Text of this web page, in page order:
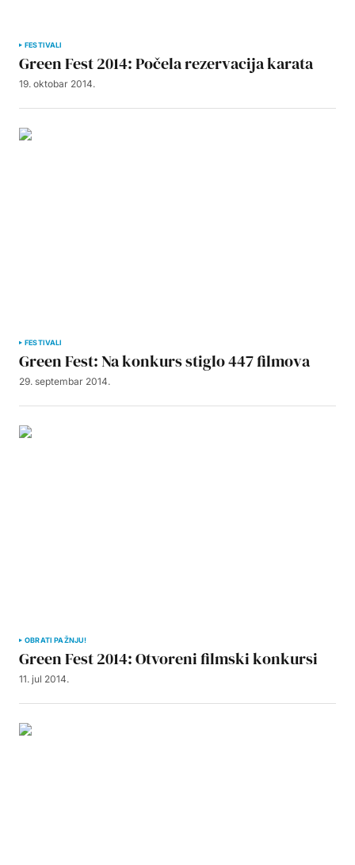
FESTIVALI
Green Fest 2014: Počela rezervacija karata
19. oktobar 2014.
FESTIVALI
Green Fest: Na konkurs stiglo 447 filmova
29. septembar 2014.
OBRATI PAŽNJU!
Green Fest 2014: Otvoreni filmski konkursi
11. jul 2014.